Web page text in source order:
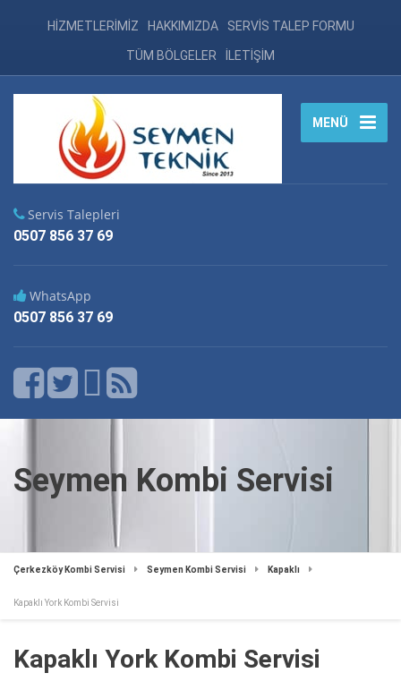
HİZMETLERİMİZ HAKKIMIZDA SERVİS TALEP FORMU
TÜM BÖLGELER İLETİŞİM
MENÜ
Servis Talepleri
0507 856 37 69
WhatsApp
0507 856 37 69
Seymen Kombi Servisi
Çerkezköy Kombi Servisi Seymen Kombi Servisi Kapaklı
Kapaklı York Kombi Servisi
Kapaklı York Kombi Servisi